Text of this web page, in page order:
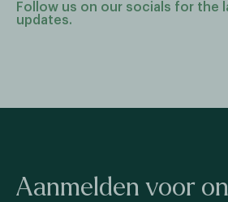
Follow us on our socials for the
updates.
Aanmelden voor